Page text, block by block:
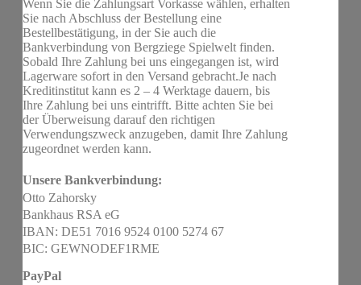
Wenn Sie die Zahlungsart Vorkasse wählen, erhalten
Sie nach Abschluss der Bestellung eine
Bestellbestätigung, in der Sie auch die
Bankverbindung von Bergziege Spielwelt finden.
Sobald Ihre Zahlung bei uns eingegangen ist, wird
Lagerware sofort in den Versand gebracht.Je nach
Kreditinstitut kann es 2 – 4 Werktage dauern, bis
Ihre Zahlung bei uns eintrifft. Bitte achten Sie bei
der Überweisung darauf den richtigen
Verwendungszweck anzugeben, damit Ihre Zahlung
zugeordnet werden kann.
Unsere Bankverbindung:
Otto Zahorsky
Bankhaus RSA eG
IBAN: DE51 7016 9524 0100 5274 67
BIC: GEWNODEF1RME
PayPal